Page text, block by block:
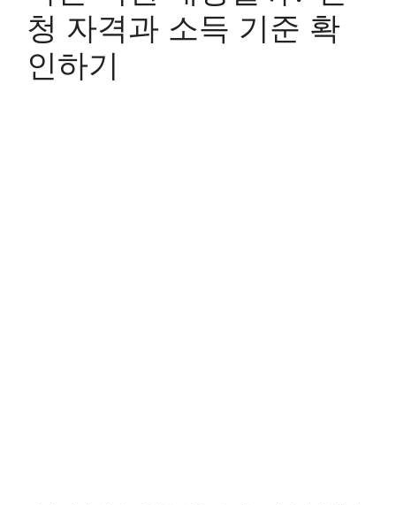
청 자격과 소득 기준 확
인하기